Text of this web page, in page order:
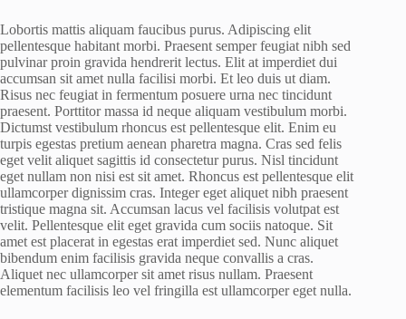
Lobortis mattis aliquam faucibus purus. Adipiscing elit
pellentesque habitant morbi. Praesent semper feugiat nibh sed
pulvinar proin gravida hendrerit lectus. Elit at imperdiet dui
accumsan sit amet nulla facilisi morbi. Et leo duis ut diam.
Risus nec feugiat in fermentum posuere urna nec tincidunt
praesent. Porttitor massa id neque aliquam vestibulum morbi.
Dictumst vestibulum rhoncus est pellentesque elit. Enim eu
turpis egestas pretium aenean pharetra magna. Cras sed felis
eget velit aliquet sagittis id consectetur purus. Nisl tincidunt
eget nullam non nisi est sit amet. Rhoncus est pellentesque elit
ullamcorper dignissim cras. Integer eget aliquet nibh praesent
tristique magna sit. Accumsan lacus vel facilisis volutpat est
velit. Pellentesque elit eget gravida cum sociis natoque. Sit
amet est placerat in egestas erat imperdiet sed. Nunc aliquet
bibendum enim facilisis gravida neque convallis a cras.
Aliquet nec ullamcorper sit amet risus nullam. Praesent
elementum facilisis leo vel fringilla est ullamcorper eget nulla.